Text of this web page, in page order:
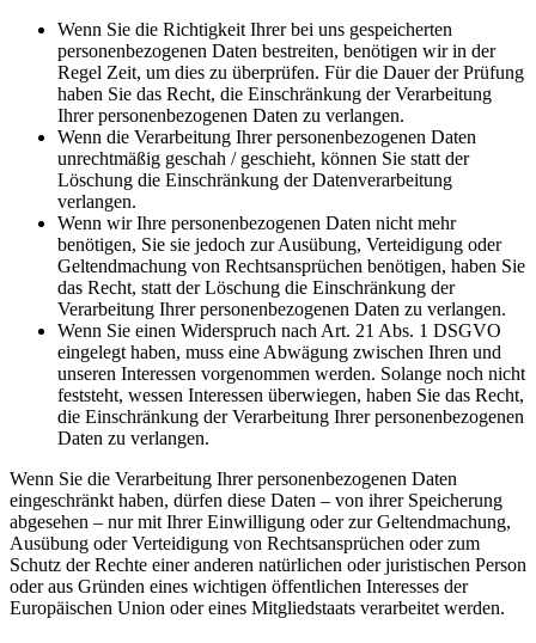
Wenn Sie die Richtigkeit Ihrer bei uns gespeicherten
personenbezogenen Daten bestreiten, benötigen wir in der
Regel Zeit, um dies zu überprüfen. Für die Dauer der Prüfung
haben Sie das Recht, die Einschränkung der Verarbeitung
Ihrer personenbezogenen Daten zu verlangen.
Wenn die Verarbeitung Ihrer personenbezogenen Daten
unrechtmäßig geschah / geschieht, können Sie statt der
Löschung die Einschränkung der Datenverarbeitung
verlangen.
Wenn wir Ihre personenbezogenen Daten nicht mehr
benötigen, Sie sie jedoch zur Ausübung, Verteidigung oder
Geltendmachung von Rechtsansprüchen benötigen, haben Sie
das Recht, statt der Löschung die Einschränkung der
Verarbeitung Ihrer personenbezogenen Daten zu verlangen.
Wenn Sie einen Widerspruch nach Art. 21 Abs. 1 DSGVO
eingelegt haben, muss eine Abwägung zwischen Ihren und
unseren Interessen vorgenommen werden. Solange noch nicht
feststeht, wessen Interessen überwiegen, haben Sie das Recht,
die Einschränkung der Verarbeitung Ihrer personenbezogenen
Daten zu verlangen.
Wenn Sie die Verarbeitung Ihrer personenbezogenen Daten
eingeschränkt haben, dürfen diese Daten – von ihrer Speicherung
abgesehen – nur mit Ihrer Einwilligung oder zur Geltendmachung,
Ausübung oder Verteidigung von Rechtsansprüchen oder zum
Schutz der Rechte einer anderen natürlichen oder juristischen Person
oder aus Gründen eines wichtigen öffentlichen Interesses der
Europäischen Union oder eines Mitgliedstaats verarbeitet werden.